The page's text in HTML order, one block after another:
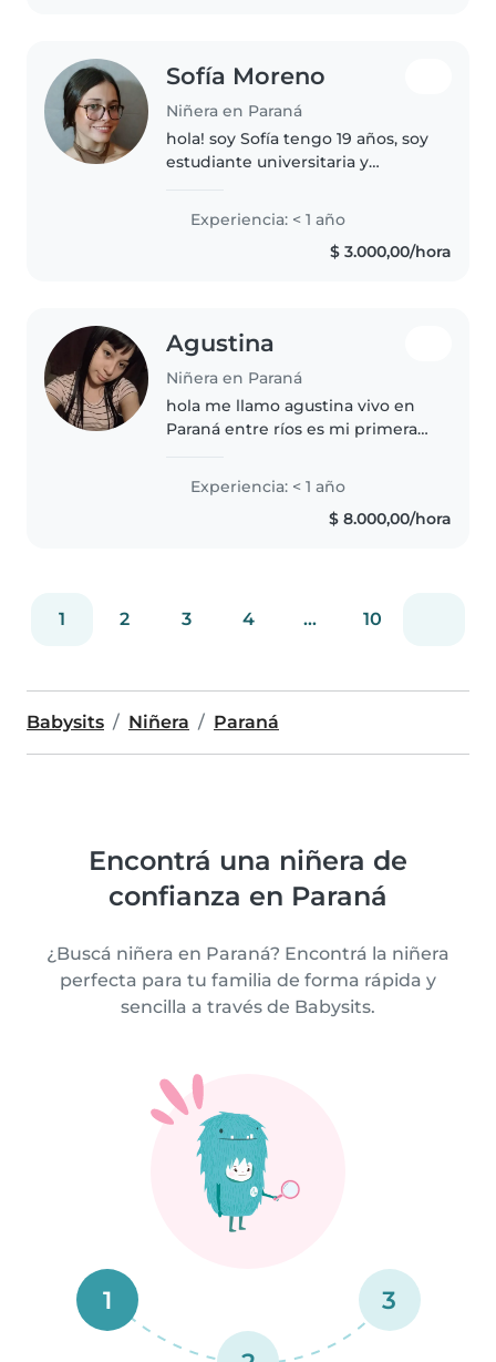
Sofía Moreno
Niñera en Paraná
hola! soy Sofía tengo 19 años, soy
estudiante universitaria y
trabajo con niñas y adultas
mayores. Soy responsable y
atenta, me gusta jugar con
Experiencia: < 1 año
$ 3.000,00/hora
Agustina
Niñera en Paraná
hola me llamo agustina vivo en
Paraná entre ríos es mi primera
niñera xq me gusta mucho
cuidar y divertirme con los niños,
soy muy cuidadosa amigable..
Experiencia: < 1 año
$ 8.000,00/hora
1 2 3 4 ... 10
Babysits Niñera Paraná
Encontrá una niñera de
confianza en Paraná
¿Buscá niñera en Paraná? Encontrá la niñera
perfecta para tu familia de forma rápida y
sencilla a través de Babysits.
1 3